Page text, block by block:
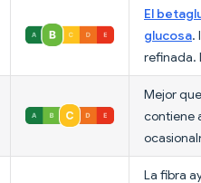
El
glucosa.
refinada.
Mejor
contiene
La fibra